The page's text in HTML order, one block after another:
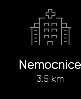
Nemocnice
3.5 km